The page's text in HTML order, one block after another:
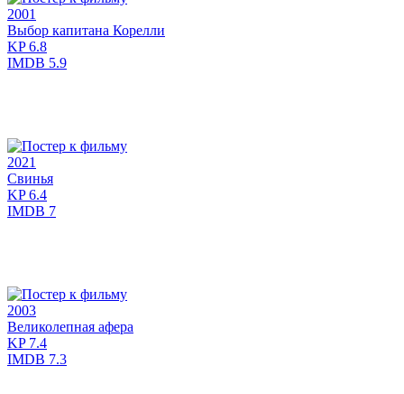
2001
Выбор капитана Корелли
KP6.8
IMDB 5.9
2021
Свинья
KP6.4
IMDB 7
2003
Великолепная афера
KP7.4
IMDB 7.3